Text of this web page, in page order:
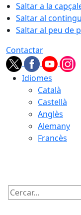
Saltar a la
Saltar al
Saltar al peu de
Contactar
Idiomes
Català
Castellà
Anglès
Alemany
Francès
Cercar: